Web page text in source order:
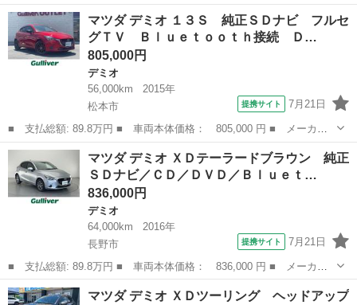
ー名： マツダ ■ 車種名： デミオ ■ グレード名： １３Ｓテー
ラードブラウン 純正ナビ フルセグＴＶ バックカメラ 前席シー
トヒータ...
長野 長野市 デミオ
マツダ デミオ １３Ｓ 純正ＳＤナビ フルセ
グＴＶ Ｂｌｕｅｔｏｏｔｈ接続 Ｄ…
805,000円
デミオ
56,000km
2015年
松本市
提携サイト 7月21日
■ 支払総額: 89.8万円 ■ 車両本体価格： 805,000 円 ■ メーカー
名： マツダ ■ 車種名： デミオ ■ グレード名： １３Ｓ 純正
ＳＤナビ フルセグＴＶ Ｂｌｕｅｔｏｏｔｈ接続 ＤＶＤ再生機
能 純正ＥＴＣ...
長野 松本市 デミオ
マツダ デミオ ＸＤテーラードブラウン 純正
ＳＤナビ／ＣＤ／ＤＶＤ／Ｂｌｕｅｔ…
836,000円
デミオ
64,000km
2016年
長野市
提携サイト 7月21日
■ 支払総額: 89.8万円 ■ 車両本体価格： 836,000 円 ■ メーカー
名： マツダ ■ 車種名： デミオ ■ グレード名： ＸＤテーラー
ドブラウン 純正ＳＤナビ／ＣＤ／ＤＶＤ／Ｂｌｕｅｔｏｏｔｈ／Ａ
長野 長野市 デミオ
マツダ デミオ ＸＤツーリング ヘッドアップ